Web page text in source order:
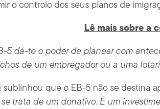
o controlo dos seus planos de
Lê mais sobre a
5 dá-te o poder de planear com
de um empregador ou a uma
sublinhou que o EB-5 não se destina
se trata de um donativo. É um